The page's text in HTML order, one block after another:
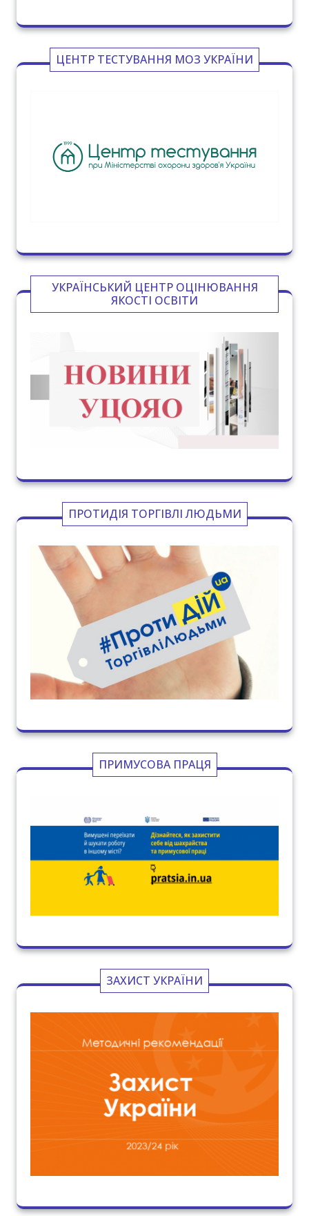
ЦЕНТР ТЕСТУВАННЯ МОЗ УКРАЇНИ
УКРАЇНСЬКИЙ ЦЕНТР ОЦІНЮВАННЯ
ЯКОСТІ ОСВІТИ
ПРОТИДІЯ ТОРГІВЛІ ЛЮДЬМИ
ПРИМУСОВА ПРАЦЯ
ЗАХИСТ УКРАЇНИ